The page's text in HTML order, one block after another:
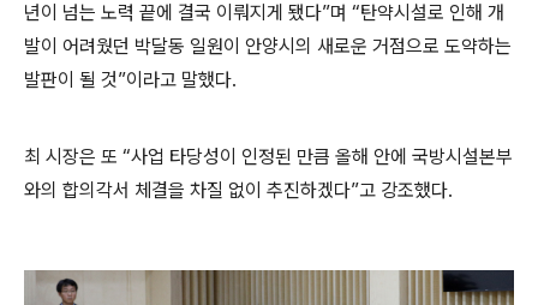
년이 넘는 노력 끝에 결국 이뤄지게 됐다”며 “탄약시설로 인해 개
발이 어려웠던 박달동 일원이 안양시의 새로운 거점으로 도약하는
발판이 될 것”이라고 말했다.
최 시장은 또 “사업 타당성이 인정된 만큼 올해 안에 국방시설본부
와의 합의각서 체결을 차질 없이 추진하겠다”고 강조했다.